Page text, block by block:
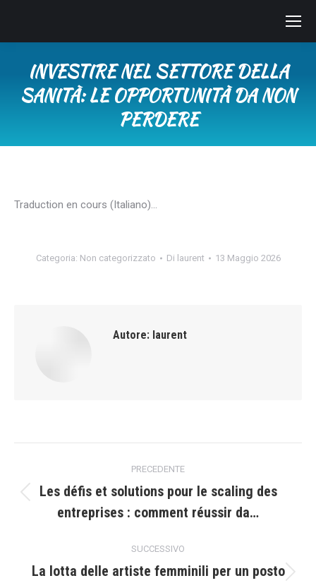
INVESTIRE NEL SETTORE DELLA
SANITÀ: LE OPPORTUNITÀ DA NON
PERDERE
Traduction en cours (Italiano)…
Categoria: Non categorizzato Di laurent 13 Maggio 2026
Autore: laurent
tra
PRECEDENTE
Post
precedente:
Les défis et solutions pour le scaling des
entreprises : comment réussir da…
SUCCESSIVO
La lotta delle artiste femminili per un posto